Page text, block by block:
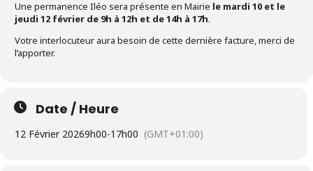
Une permanence Iléo sera présente en Mairie le mardi 10 et le
jeudi 12 février de 9h à 12h et de 14h à 17h.
Votre interlocuteur aura besoin de cette dernière facture, merci de
l’apporter.
Date / Heure
12 Février 20269h00-17h00 (GMT+01:00)